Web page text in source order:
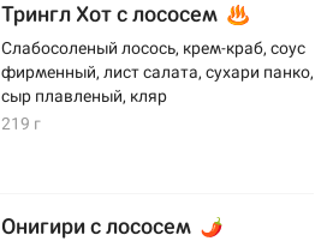
Трингл Хот с лососем
Слабосоленый лосось, крем-краб, соус
фирменный, лист салата, сухари панко,
сыр плавленый, кляр
219 г
Онигири с лососем